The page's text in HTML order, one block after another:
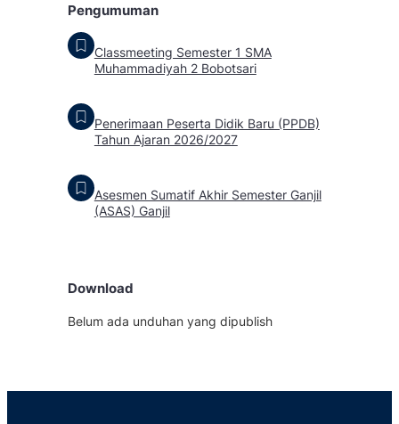
Pengumuman
Classmeeting Semester 1 SMA
Muhammadiyah 2 Bobotsari
Penerimaan Peserta Didik Baru (PPDB)
Tahun Ajaran 2026/2027
Asesmen Sumatif Akhir Semester Ganjil
(ASAS) Ganjil
Download
Belum ada unduhan yang dipublish